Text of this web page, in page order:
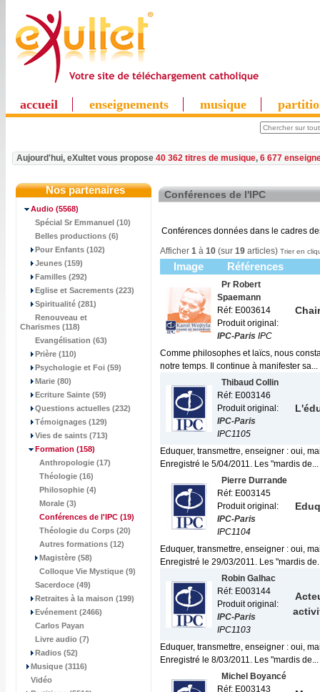
accueil enseignements musique
Aujourd'hui, eXultet vous propose 40 362 titres de musique, 6 677
Nos partenaires
Audio (5568)
Spécial Sr Emmanuel (10)
Belles productions (6)
Pour Enfants (102)
Jeunes (159)
Familles (292)
Eglise et Sacrements (223)
Spiritualité (281)
Renouveau et
Charismes (118)
Evangélisation (63)
Prière (110)
Psychologie et Foi (59)
Marie (80)
Ecriture Sainte (59)
Questions actuelles (232)
Témoignages (129)
Vies de saints (713)
Formation (158)
Anthropologie (17)
Théologie (16)
Philosophie (4)
Morale (3)
Conférences de l'IPC (19)
Théologie du Corps (20)
Autres formations (12)
Magistère (58)
Colloque Vie Mystique (9)
Sacerdoce (49)
Retraites à la maison (199)
Evénement (2466)
Carlos Payan
Livre audio (7)
Radios (52)
Musique (3116)
Vidéo
Conférences de l'IPC
Conférences données dans le cadres
Afficher 1 à 10 (sur 19 articles) Trier en
Image Références
Pr Robert
Spaemann
Réf: E003614
Produit original:
IPC-Paris IPC
Comme philosophes et laïcs, nous
notre temps. Il continue à manifester sa...
Thibaud Collin
Réf: E003146
Produit original:
IPC-Paris
IPC1105
Eduquer, transmettre, enseigner : oui,
Enregistré le 5/04/2011. Les "mardis de...
Pierre Durrande
Réf: E003145
Produit original:
IPC-Paris
IPC1104
Eduquer, transmettre, enseigner : oui,
Enregistré le 29/03/2011. Les "mardis
Robin Galhac
Réf: E003144
Produit original:
IPC-Paris
IPC1103
Eduquer, transmettre, enseigner : oui,
Enregistré le 8/03/2011. Les "mardis de...
Michel Boyancé
Réf: E003143